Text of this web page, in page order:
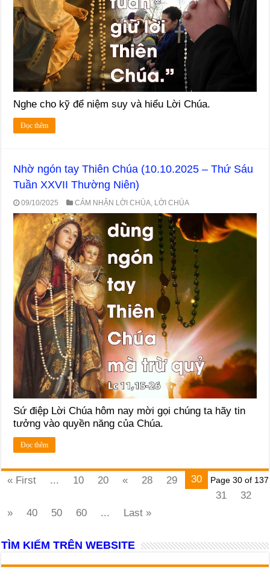
Nghe cho kỹ để niệm suy và hiểu Lời Chúa.
Đọc thêm
Nhờ ngón tay Thiên Chúa (10.10.2025 – Thứ Sáu
Tuần XXVII Thường Niên)
09/10/2025 CẢM NHẬN LỜI CHÚA LỜI CHÚA
Sứ điệp Lời Chúa hôm nay mời gọi chúng ta hãy tin
tưởng vào quyền năng của Chúa.
Đọc thêm
Page 30 of 137
« First ... 10 20 « 28 29
30
31
32
»
40 50 60 ... Last »
TÌM KIẾM TRÊN WEBSITE